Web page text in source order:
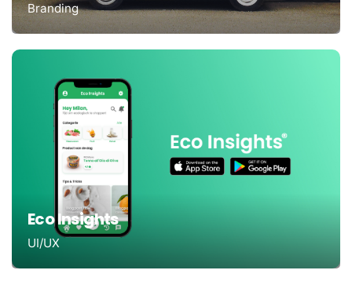
Branding
Eco Insights
UI/UX